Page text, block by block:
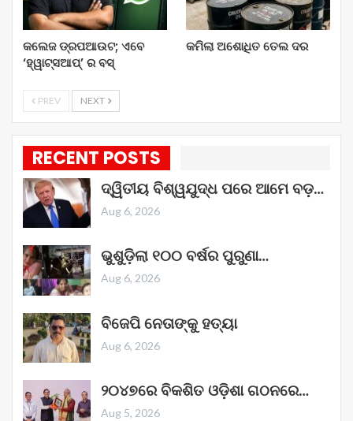
କଲେଜ ଡ୍ରପଆଉଟ; ଏବେ
‘ହ୍ୱାଟ୍ସଆପ୍’ ର ବସ୍
କମିଲା ଅଶୋଧିତ ତେଲ ଦର
PREV NEXT
RECENT POSTS
ଦ୍ୱିତୀୟ ବିଶ୍ୱଯୁଦ୍ଧ ପରେ ଆମେ ବଡ଼…
Aug 6, 2026
ଭୁଶୁଡ଼ିଲା ୧୦୦ ବର୍ଷର ପୁରୁଣା…
Aug 6, 2026
ବିଜେପି ନେତାଙ୍କୁ ହତ୍ୟା
Aug 6, 2026
୨୦୪୭ରେ ବିକଶିତ ଓଡ଼ିଶା ଗଠନରେ…
Aug 5, 2026